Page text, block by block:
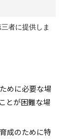
者に提供しま
めに必要な場
とが困難な場
成のために特